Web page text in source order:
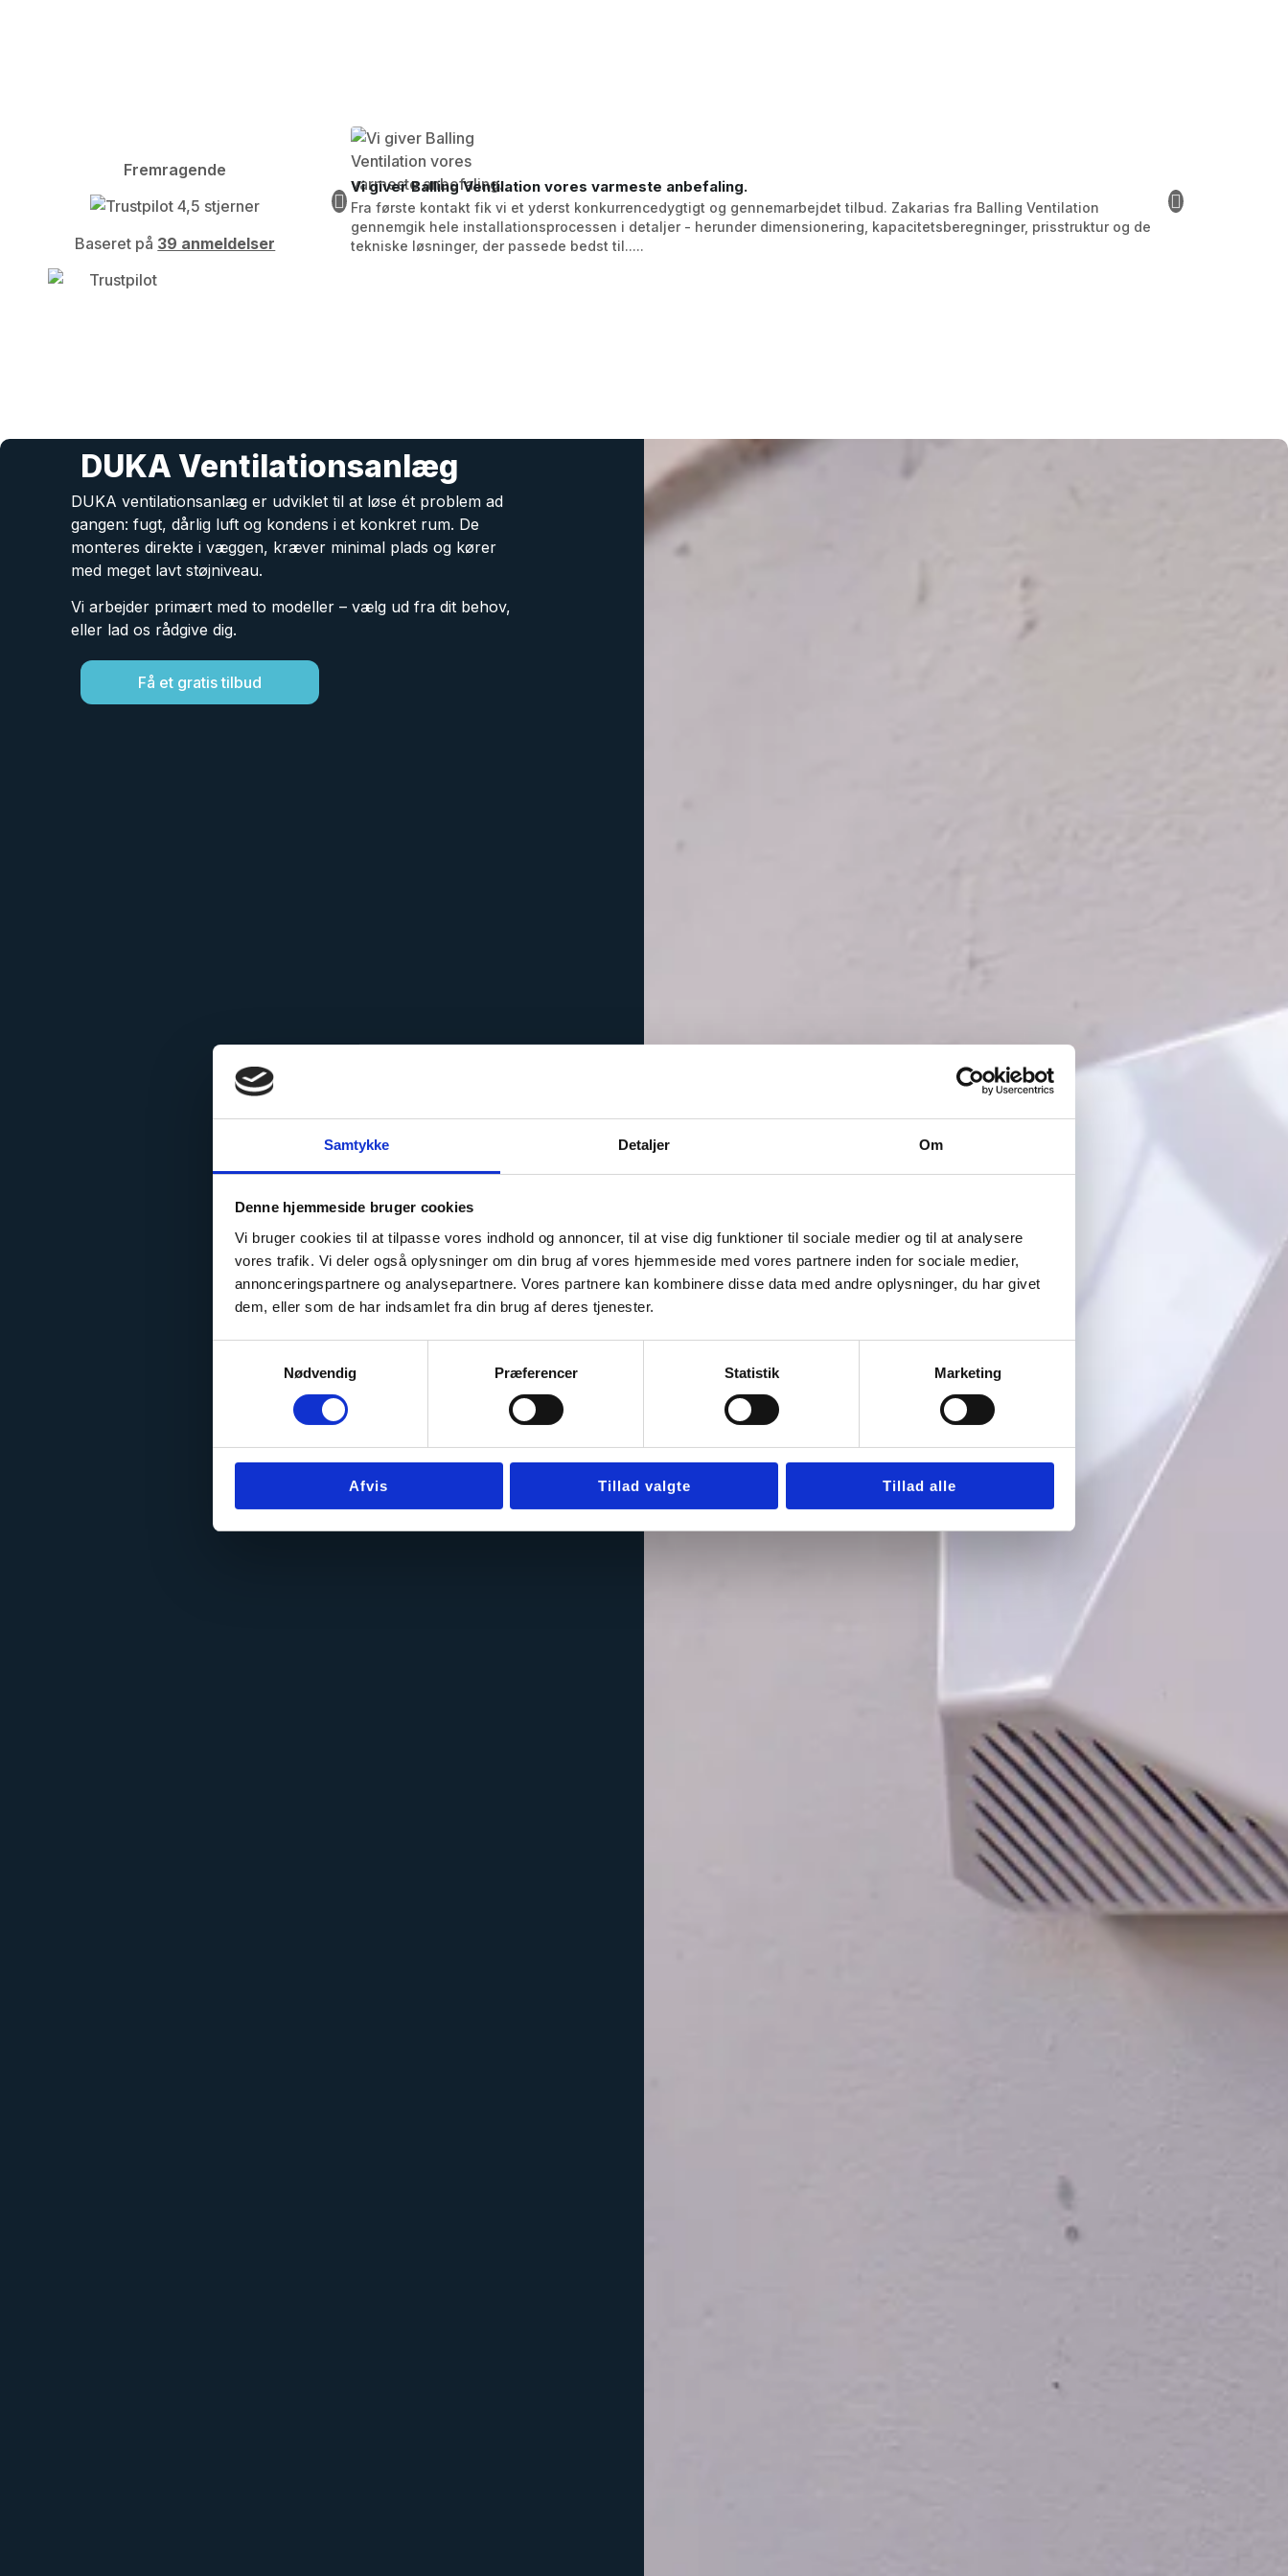
Samtykke Detaljer Om
Denne hjemmeside bruger cookies
Vi bruger cookies til at tilpasse vores indhold og annoncer, til at vise dig funktioner til sociale medier og til at analysere
vores trafik. Vi deler også oplysninger om din brug af vores hjemmeside med vores partnere inden for sociale medier,
annonceringspartnere og analysepartnere. Vores partnere kan kombinere disse data med andre oplysninger, du har givet
dem, eller som de har indsamlet fra din brug af deres tjenester.
Nødvendig
Præferencer Statistik Marketing
Afvis Tillad valgte Tillad alle
Fremragende
Baseret på 39 anmeldelser
Vi giver Balling Ventilation vores varmeste anbefaling.
Fra første kontakt fik vi et yderst konkurrencedygtigt og gennemarbejdet tilbud. Zakarias fra Balling Ventilation
gennemgik hele installationsprocessen i detaljer - herunder dimensionering, kapacitetsberegninger, prisstruktur og de
tekniske løsninger, der passede bedst til.....
Jeg vil give 10
Yderst god og
DUKA Ventilationsanlæg
DUKA ventilationsanlæg er udviklet til at løse ét problem ad
gangen: fugt, dårlig luft og kondens i et konkret rum. De
monteres direkte i væggen, kræver minimal plads og kører
med meget lavt støjniveau.
Vi arbejder primært med to modeller – vælg ud fra dit behov,
eller lad os rådgive dig.
Få et gratis tilbud